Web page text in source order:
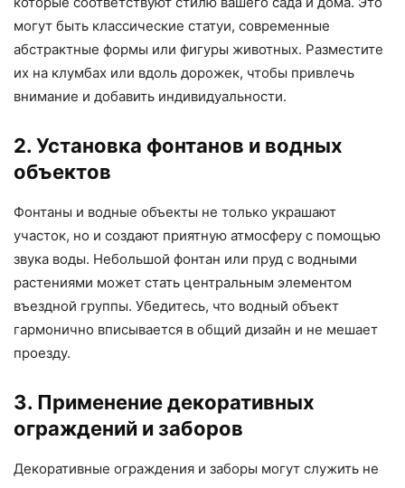
могут быть классические статуи, современные
абстрактные формы или фигуры животных. Разместите
их на клумбах или вдоль дорожек, чтобы привлечь
внимание и добавить индивидуальности.
2. Установка фонтанов и водных
объектов
Фонтаны и водные объекты не только украшают
участок, но и создают приятную атмосферу с помощью
звука воды. Небольшой фонтан или пруд с водными
растениями может стать центральным элементом
въездной группы. Убедитесь, что водный объект
гармонично вписывается в общий дизайн и не мешает
проезду.
3. Применение декоративных
ограждений и заборов
Декоративные ограждения и заборы могут служить не